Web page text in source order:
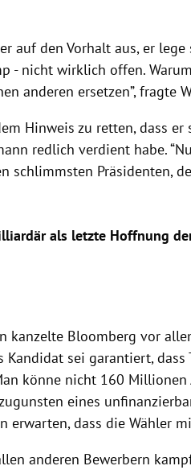
auf den Vorhalt aus, er
- nicht wirklich offen.
anderen ersetzen”, fragte
Hinweis zu retten, dass er
redlich verdient habe.
schlimmsten Präsidenten,
als letzte Hoffnung
kanzelte Bloomberg vor
sei garantiert, dass
könne nicht 160
eines
erwarten, dass die Wähler
anderen Bewerbern